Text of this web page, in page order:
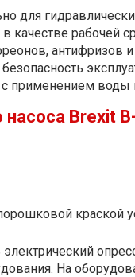
для
качестве рабочей
антифризов и
применением воды
Brexit
краской
На